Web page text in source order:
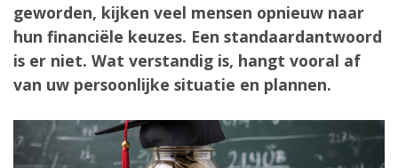
geworden, kijken veel mensen opnieuw naar
hun financiële keuzes. Een standaardantwoord
is er niet. Wat verstandig is, hangt vooral af
van uw persoonlijke situatie en plannen.